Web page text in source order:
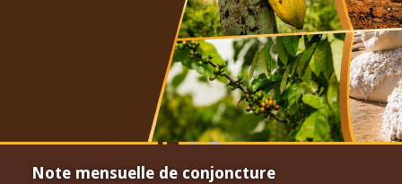
Note mensuelle de conjoncture